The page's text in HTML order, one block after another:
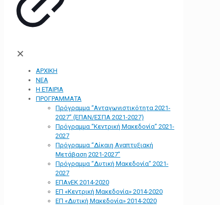
✕
ΑΡΧΙΚΗ
ΝΕΑ
Η ΕΤΑΙΡΙΑ
ΠΡΟΓΡΑΜΜΑΤΑ
Πρόγραμμα “Ανταγωνιστικότητα 2021-
2027” (ΕΠΑΝ/ΕΣΠΑ 2021-2027)
Πρόγραμμα “Κεντρική Μακεδονία” 2021-
2027
Πρόγραμμα “Δίκαιη Αναπτυξιακή
Μετάβαση 2021-2027”
Πρόγραμμα “Δυτική Μακεδονία” 2021-
2027
ΕΠΑνΕΚ 2014-2020
ΕΠ «Kεντρική Μακεδονία» 2014-2020
ΕΠ «Δυτική Μακεδονία» 2014-2020